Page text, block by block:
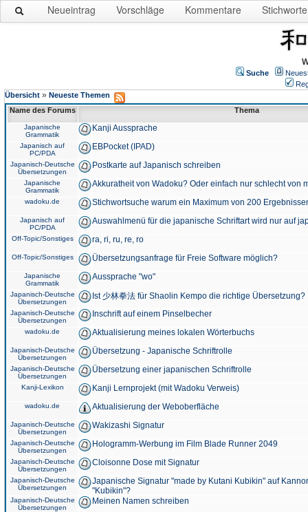
Neueintrag Vorschläge Kommentare Stichworte
Suche
Übersicht » Neueste Themen
Name des Forums
Thema
Japanische
Grammatik
Kanji Aussprache
Japanisch auf
PC/PDA
EBPocket (IPAD)
Japanisch-Deutsche
Übersetzungen
Postkarte auf Japanisch schreiben
Japanische
Grammatik
Akkuratheit von Wadoku? Oder einfach nur schlecht von
wadoku.de Stichwortsuche warum ein Maximum von 200
Japanisch auf
PC/PDA
Auswahlmenü für die japanische Schriftart wird nur auf
Off-Topic/Sonstiges ra, ri, ru, re, ro
Off-Topic/Sonstiges Übersetzungsanfrage für Freie Software möglich?
Japanische
Grammatik
Aussprache "wo"
Japanisch-Deutsche
Übersetzungen
Ist 少林拳法 für Shaolin Kempo die richtige Übersetzung?
Japanisch-Deutsche
Übersetzungen
Inschrift auf einem Pinselbecher
wadoku.de Aktualisierung meines lokalen Wörterbuchs
Japanisch-Deutsche
Übersetzungen
Übersetzung - Japanische Schriftrolle
Japanisch-Deutsche
Übersetzungen
Übersetzung einer japanischen Schriftrolle
Kanji-Lexikon Kanji Lernprojekt (mit Wadoku Verweis)
wadoku.de Aktualisierung der Weboberfläche
Japanisch-Deutsche
Übersetzungen
Wakizashi Signatur
Japanisch-Deutsche
Übersetzungen
Hologramm-Werbung im Film Blade Runner 2049
Japanisch-Deutsche
Übersetzungen
Cloisonne Dose mit Signatur
Japanisch-Deutsche
Übersetzungen
Japanische Signatur "made by Kutani Kubikin" auf
"Kubikin"?
Japanisch-Deutsche
Übersetzungen
Meinen Namen schreiben